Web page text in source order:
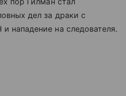
дел за драки с
нападение на следователя.